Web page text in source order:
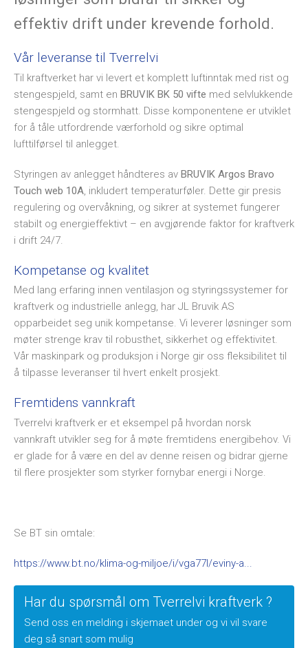
effektiv drift under krevende forhold.
Vår leveranse til Tverrelvi
Til kraftverket har vi levert et komplett luftinntak med rist og
stengespjeld, samt en BRUVIK BK 50 vifte med selvlukkende
stengespjeld og stormhatt. Disse komponentene er utviklet
for å tåle utfordrende værforhold og sikre optimal
lufttilførsel til anlegget.
Styringen av anlegget håndteres av BRUVIK Argos Bravo
Touch web 10A , inkludert temperaturføler. Dette gir presis
regulering og overvåkning, og sikrer at systemet fungerer
stabilt og energieffektivt – en avgjørende faktor for kraftverk
i drift 24/7.
Kompetanse og kvalitet
Med lang erfaring innen ventilasjon og styringssystemer for
kraftverk og industrielle anlegg, har JL Bruvik AS
opparbeidet seg unik kompetanse. Vi leverer løsninger som
møter strenge krav til robusthet, sikkerhet og effektivitet.
Vår maskinpark og produksjon i Norge gir oss fleksibilitet til
å tilpasse leveranser til hvert enkelt prosjekt.
Fremtidens vannkraft
Tverrelvi kraftverk er et eksempel på hvordan norsk
vannkraft utvikler seg for å møte fremtidens energibehov. Vi
er glade for å være en del av denne reisen og bidrar gjerne
til flere prosjekter som styrker fornybar energi i Norge.
Se BT sin omtale:
https://www.bt.no/klima-og-miljoe/i/vga77l/eviny-a...
Har du spørsmål om Tverrelvi kraftverk ?
Send oss en melding i skjemaet under og vi vil svare
deg så snart som mulig